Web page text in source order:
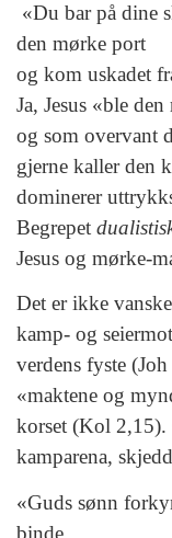
«Du bar på dine
den mørke port
og kom uskadet
Ja, Jesus «ble
og som overvant
gjerne kaller den
dominerer
Begrepet
Jesus og mørke-
Det er ikke
kamp- og
verdens fyste
«maktene og
korset (Kol 2,15).
kamparena,
«Guds sønn
binde.